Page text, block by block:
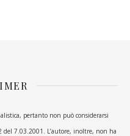
pertanto non può considerarsi
del 7.03.2001. L’autore, inoltre, non ha